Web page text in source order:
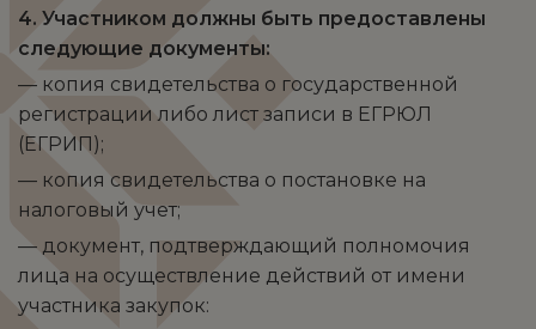
4. Участником должны быть предоставлены
следующие документы:
— копия свидетельства о государственной
регистрации либо лист записи в ЕГРЮЛ
(ЕГРИП);
— копия свидетельства о постановке на
налоговый учет;
— документ, подтверждающий полномочия
лица на осуществление действий от имени
участника закупок: